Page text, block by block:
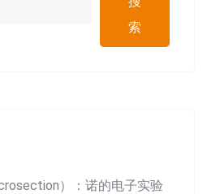
索
）：诺的电子实验